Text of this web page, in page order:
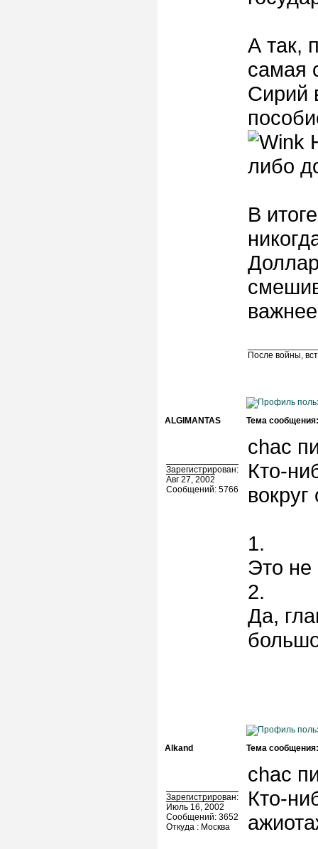
А так,
самая
Сирий
либо
В
После войны,
ALGIMANTAS Тема сообщения:
Зарегистрирован:
Авг 27, 2002
Сообщений: 5766
chac
Кто-
1.
Это не
2.
Да,
Alkand Тема сообщения:
Зарегистрирован:
Июль 16, 2002
Сообщений: 3652
Откуда : Москва
chac
Кто-